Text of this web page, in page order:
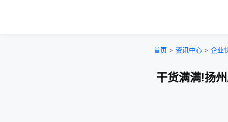
首页 > 资讯中心 > 企业
干货满满!扬